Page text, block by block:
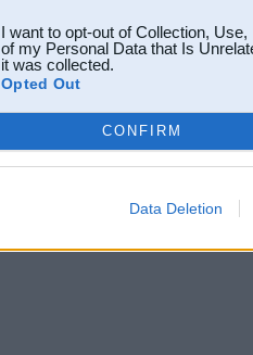
I want to opt-out of Collection,
of my Personal Data that Is
it was collected.
Opted Out
CONFIRM
Data Deletion